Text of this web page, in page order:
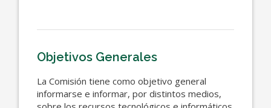
Objetivos Generales
La Comisión tiene como objetivo general
informarse e informar, por distintos medios,